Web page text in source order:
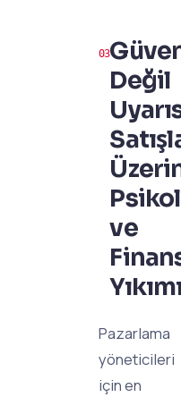
Değil
ve
Pazarlama
yöneticileri
için en